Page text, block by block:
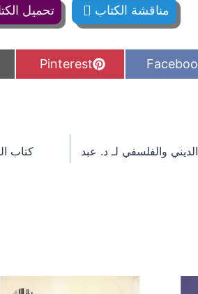
مناقشة الكتاب تحميل
S
h
Pinterest
والفلسفي لـ د. عبد
كتاب